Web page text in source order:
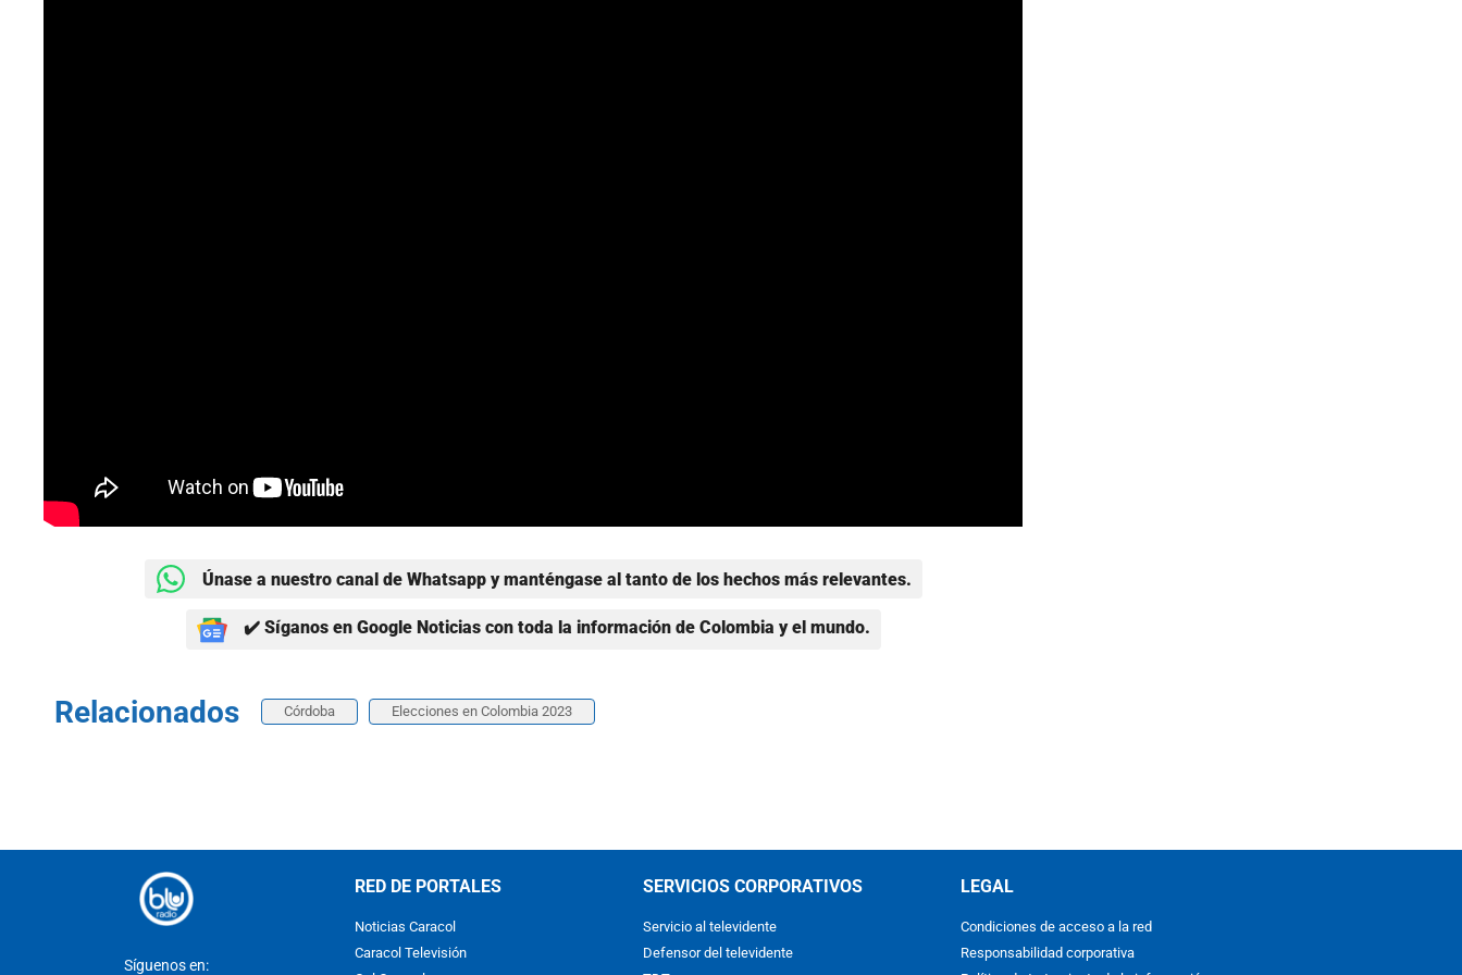
Únase a nuestro canal de Whatsapp y manténgase al tanto de los hechos más relevantes.
✔️ Síganos en Google Noticias con toda la información de Colombia y el mundo.
Relacionados Córdoba Elecciones en Colombia 2023
Síguenos en:
RED DE PORTALES
Noticias Caracol
Caracol Televisión
SERVICIOS CORPORATIVOS
Servicio al televidente
Defensor del televidente
LEGAL
Condiciones de acceso a la red
Responsabilidad corporativa